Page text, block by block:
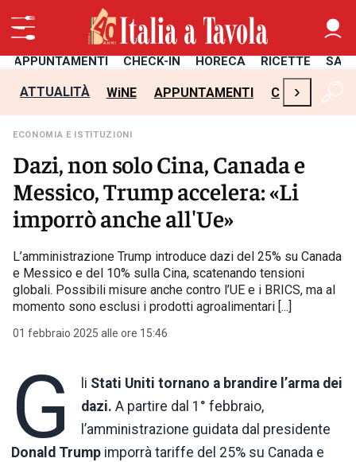
APPUNTAMENTI CHECK-IN HORECA RICETTE
ATTUALITÀ WiNE APPUNTAMENTI CHECK-IN
›
ECONOMIA E ISTITUZIONI
Dazi, non solo Cina, Canada e
Messico, Trump accelera: «Li
imporrò anche all'Ue»
L’amministrazione Trump introduce dazi del 25% su Canada
e Messico e del 10% sulla Cina, scatenando tensioni
globali. Possibili misure anche contro l’UE e i BRICS, ma al
momento sono esclusi i prodotti agroalimentari [...]
01 febbraio 2025 alle ore 15:46
G li Stati Uniti tornano a brandire l’arma dei
dazi. A partire dal 1° febbraio,
l’amministrazione guidata dal presidente
Donald Trump imporrà tariffe del 25% su Canada e